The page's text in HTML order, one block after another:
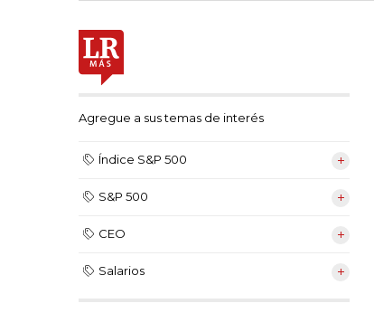
Agregue a sus temas de interés
Índice S&P 500
S&P 500
CEO
Salarios